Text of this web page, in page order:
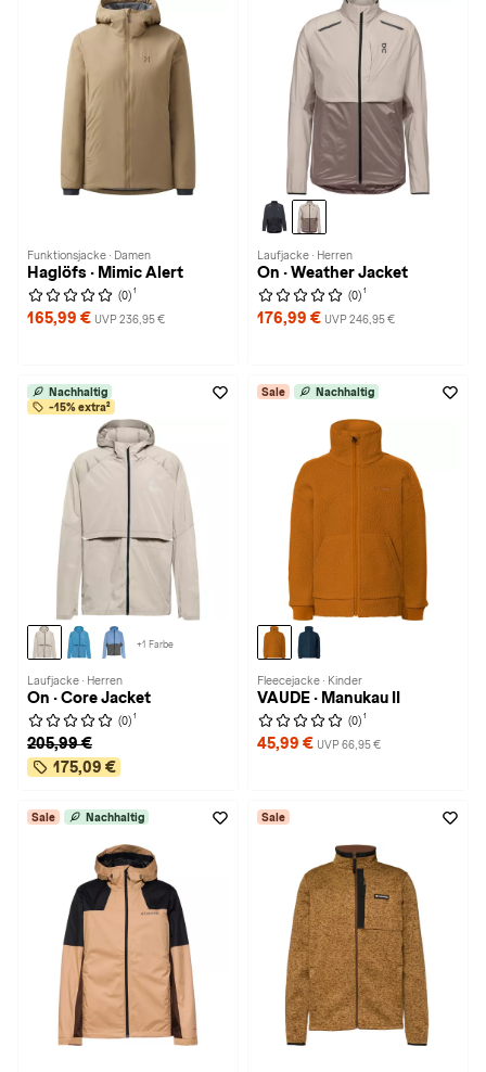
Funktionsjacke · Damen
Haglöfs · Mimic Alert
(0) 1
165,99 € UVP 236,95 €
Laufjacke · Herren
On · Weather Jacket
(0) 1
176,99 € UVP 246,95 €
Nachhaltig
-15% extra²
+1 Farbe
Laufjacke · Herren
On · Core Jacket
(0) 1
205,99 €
175,09 €
Sale Nachhaltig
Fleecejacke · Kinder
VAUDE · Manukau II
(0) 1
45,99 € UVP 66,95 €
Sale Nachhaltig Sale